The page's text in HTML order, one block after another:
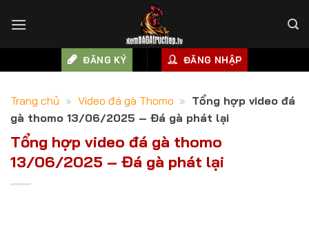
ĐĂNG KÝ ĐĂNG NHẬP
Trang chủ » Video đá gà Thomo » Tổng hợp video đá
gà thomo 13/06/2025 – Đá gà phát lại
Tổng hợp video đá gà thomo
13/06/2025 – Đá gà phát lại